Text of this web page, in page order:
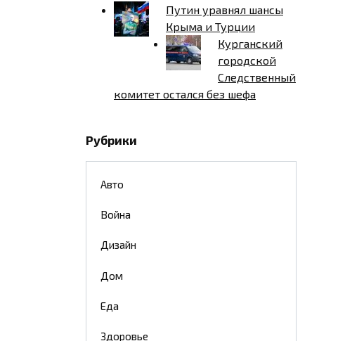
Путин уравнял шансы
Крыма и Турции
Курганский
городской
Следственный
комитет остался без шефа
Рубрики
Авто
Война
Дизайн
Дом
Еда
Здоровье